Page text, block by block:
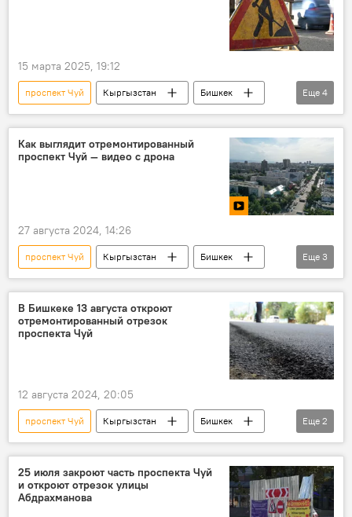
15 марта 2025, 19:12
проспект Чуй Кыргызстан
Бишкек
мэрия
реконструкция
улица
Еще 4
Как выглядит отремонтированный
проспект Чуй — видео с дрона
27 августа 2024, 14:26
проспект Чуй Кыргызстан
Бишкек
ремонт
видео дрон
Еще 3
В Бишкеке 13 августа откроют
отремонтированный отрезок
проспекта Чуй
12 августа 2024, 20:05
проспект Чуй Кыргызстан
Бишкек
ремонт
открытие
Еще 2
25 июля закроют часть проспекта Чуй
и откроют отрезок улицы
Абдрахманова